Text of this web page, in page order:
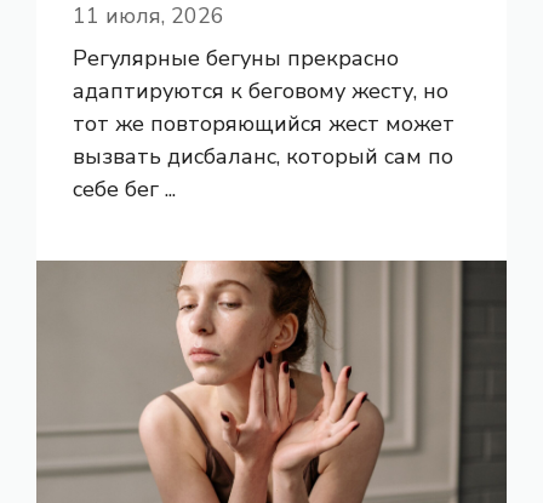
11 июля, 2026
Регулярные бегуны прекрасно
адаптируются к беговому жесту, но
тот же повторяющийся жест может
вызвать дисбаланс, который сам по
себе бег ...